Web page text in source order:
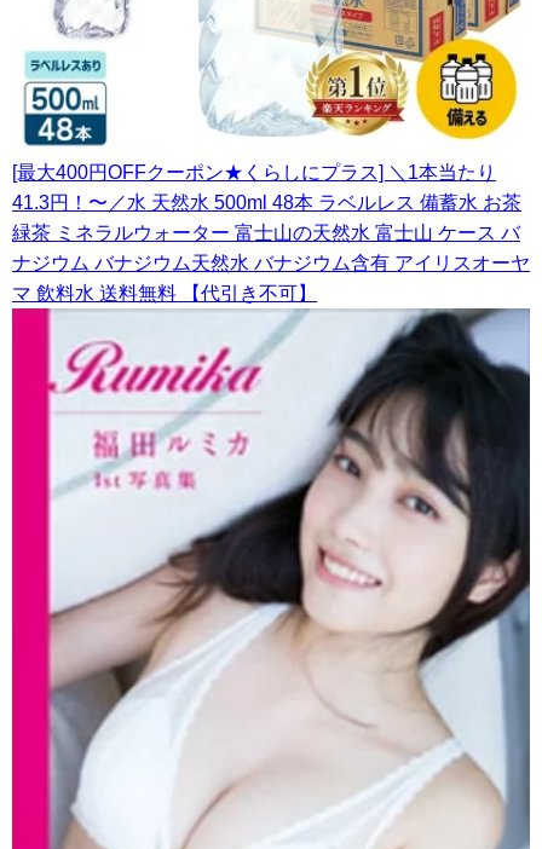
[最大400円OFFクーポン★くらしにプラス] ＼1本当たり
41.3円！〜／水 天然水 500ml 48本 ラベルレス 備蓄水 お茶
緑茶 ミネラルウォーター 富士山の天然水 富士山 ケース バ
ナジウム バナジウム天然水 バナジウム含有 アイリスオーヤ
マ 飲料水 送料無料 【代引き不可】